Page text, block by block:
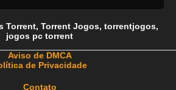
Torrent, Torrent Jogos, torrentjogos,
jogos pc torrent
Aviso de DMCA
de Privacidade
Contato